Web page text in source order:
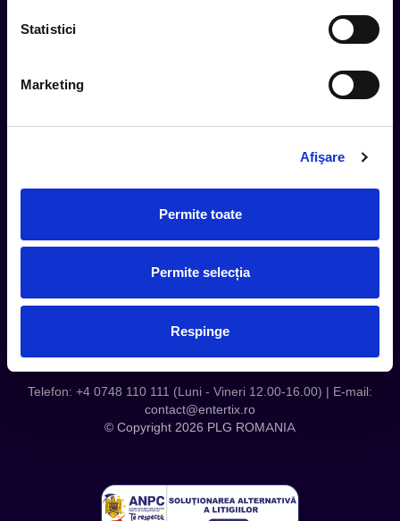
Statistici
Marketing
Afişare
Permite toate
Permite selecția
Respinge
Metode plata
Magazine partenere
Servicii Organizatori
Despre noi
Telefon: +4 0748 110 111 (Luni - Vineri 12.00-16.00) | E-mail:
contact@entertix.ro
© Copyright 2026 PLG ROMANIA